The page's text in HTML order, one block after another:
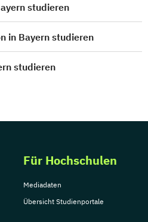
studieren
in Bayern studieren
studieren
Für Hochschulen
Mediadaten
Übersicht Studienportale